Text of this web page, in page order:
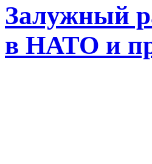
Залужный
в НАТО и